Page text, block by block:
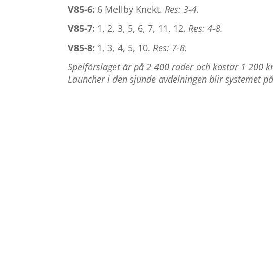
V85-6: 6 Mellby Knekt. Res: 3-4.
V85-7: 1, 2, 3, 5, 6, 7, 11, 12. Res: 4-8.
V85-8: 1, 3, 4, 5, 10. Res: 7-8.
Spelförslaget är på 2 400 rader och kostar 1 200
Launcher i den sjunde avdelningen blir systemet